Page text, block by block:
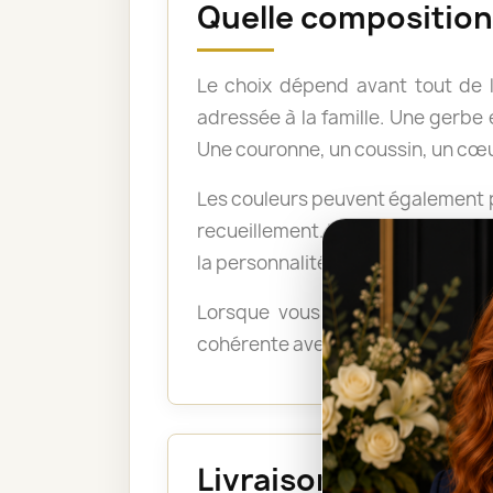
Quelle
Le choix dépend avant tout de
adressée à la famille. Une
Une couronne, un coussin, un
Les couleurs peuvent
recueillement. Les tons pastel
la personnalité du défunt ou
Lorsque vous ne savez pas
cohérente avec le lieu, le
Livraison au